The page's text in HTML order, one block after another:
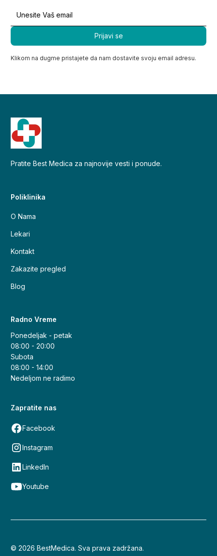
Klikom na dugme pristajete da nam dostavite svoju email adresu.
Pratite Best Medica za najnovije vesti i ponude.
Poliklinika
O Nama
Lekari
Kontakt
Zakazite pregled
Blog
Radno Vreme
Ponedeljak - petak
08:00 - 20:00
Subota
08:00 - 14:00
Nedeljom ne radimo
Zapratite nas
Facebook
Instagram
LinkedIn
Youtube
© 2026 BestMedica. Sva prava zadržana.